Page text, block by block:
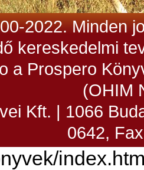
2022. Minden
kereskedelmi
a Prospero
(OHIM
Kft. | 1066
0642,